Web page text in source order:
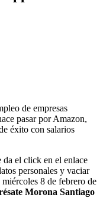
de empresas
pasar por Amazon,
éxito con salarios
da el click en el enlace
personales y vaciar
8 de febrero de
Morona Santiago